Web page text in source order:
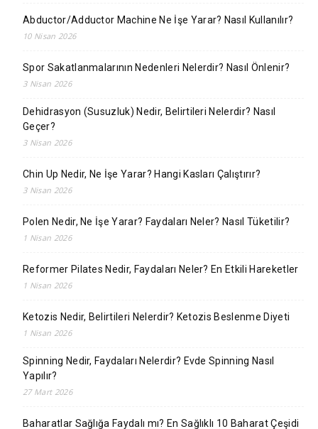
Abductor/Adductor Machine Ne İşe Yarar? Nasıl Kullanılır?
10 Nisan 2026
Spor Sakatlanmalarının Nedenleri Nelerdir? Nasıl Önlenir?
3 Nisan 2026
Dehidrasyon (Susuzluk) Nedir, Belirtileri Nelerdir? Nasıl
Geçer?
3 Nisan 2026
Chin Up Nedir, Ne İşe Yarar? Hangi Kasları Çalıştırır?
3 Nisan 2026
Polen Nedir, Ne İşe Yarar? Faydaları Neler? Nasıl Tüketilir?
1 Nisan 2026
Reformer Pilates Nedir, Faydaları Neler? En Etkili Hareketler
1 Nisan 2026
Ketozis Nedir, Belirtileri Nelerdir? Ketozis Beslenme Diyeti
1 Nisan 2026
Spinning Nedir, Faydaları Nelerdir? Evde Spinning Nasıl
Yapılır?
27 Mart 2026
Baharatlar Sağlığa Faydalı mı? En Sağlıklı 10 Baharat Çeşidi